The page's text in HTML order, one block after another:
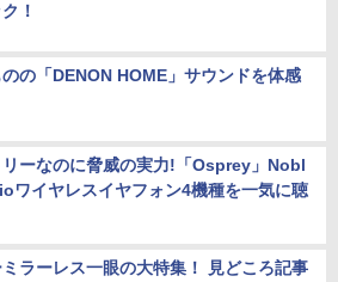
！
の「DENON HOME」サウンドを体感
リーなのに脅威の実力!「Osprey」Nobl
ワイヤレスイヤフォン4機種を一気に聴
ミラーレス一眼の大特集！ 見どころ記事